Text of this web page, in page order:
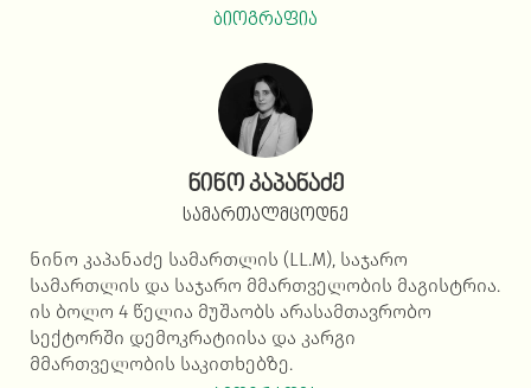
ბიოგრაფია
ნინო კაპანაძე
სამართალმცოდნე
ნინო კაპანაძე სამართლის (LL.M), საჯარო
სამართლის და საჯარო მმართველობის მაგისტრია.
ის ბოლო 4 წელია მუშაობს არასამთავრობო
სექტორში დემოკრატიისა და კარგი
მმართველობის საკითხებზე.